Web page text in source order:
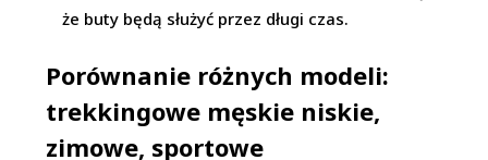
że buty będą służyć przez długi czas.
Porównanie różnych modeli:
trekkingowe męskie niskie,
zimowe, sportowe